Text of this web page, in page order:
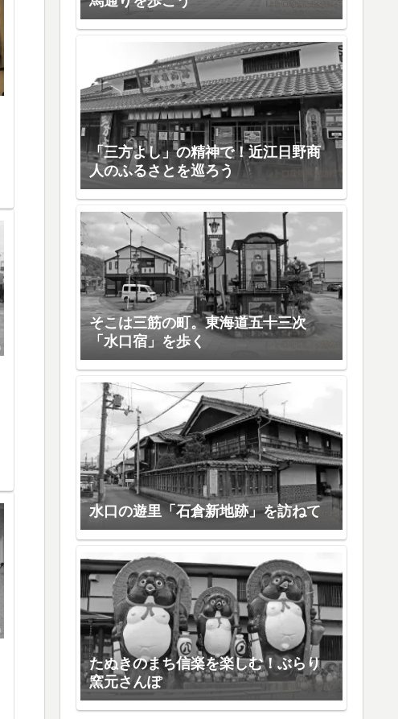
「三方よし」の精神で！近江日野商
人のふるさとを巡ろう
そこは三筋の町。東海道五十三次
「水口宿」を歩く
水口の遊里「石倉新地跡」を訪ねて
たぬきのまち信楽を楽しむ！ぶらり
窯元さんぽ